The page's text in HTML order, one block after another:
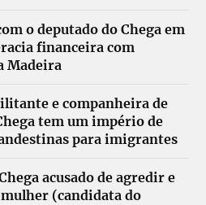
o deputado do Chega em
financeira com
Madeira
e companheira de
tem um império de
para imigrantes
acusado de agredir e
mulher (candidata do